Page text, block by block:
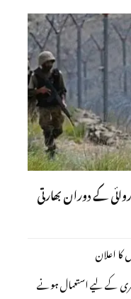
کے دوران بھارتی
کا اعلان
کے لیے استعمال ہونے